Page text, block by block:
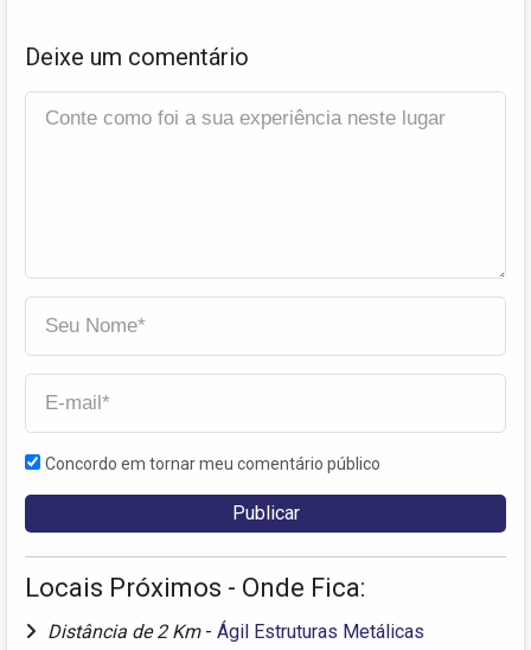
Deixe um comentário
Concordo em tornar meu comentário público
Locais Próximos - Onde Fica:
Distância de 2 Km - Ágil Estruturas Metálicas